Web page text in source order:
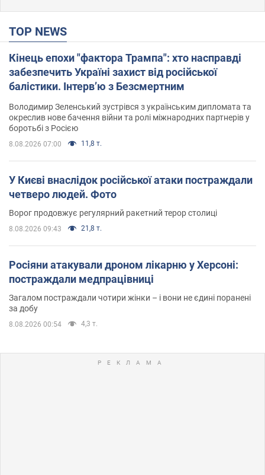
TOP NEWS
Кінець епохи "фактора Трампа": хто насправді
забезпечить Україні захист від російської
балістики. Інтерв’ю з Безсмертним
Володимир Зеленський зустрівся з українським дипломата та
окреслив нове бачення війни та ролі міжнародних партнерів у
боротьбі з Росією
8.08.2026 07:00 11,8 т.
У Києві внаслідок російської атаки постраждали
четверо людей. Фото
Ворог продовжує регулярний ракетний терор столиці
8.08.2026 09:43 21,8 т.
Росіяни атакували дроном лікарню у Херсоні:
постраждали медпрацівниці
Загалом постраждали чотири жінки – і вони не єдині поранені
за добу
8.08.2026 00:54 4,3 т.